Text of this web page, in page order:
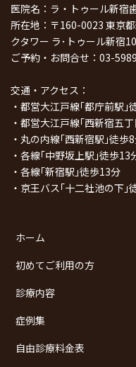
医院名：ラ・トゥール新宿
所在地：〒160-0023 東京
クタワー ラ･トゥール新宿
ご予約・お問合せ： 03-
交通・アクセス：
・都営大江戸線｢都庁前駅｣
・都営大江戸線｢西新宿五
・丸の内線｢西新宿駅｣徒歩
・各線｢中野坂上駅｣徒歩13
・各線｢新宿駅｣徒歩13分
・京王バス｢十二社池の下｣
ホーム
初めてご利用の方
診療内容
症例集
自由診療料金表